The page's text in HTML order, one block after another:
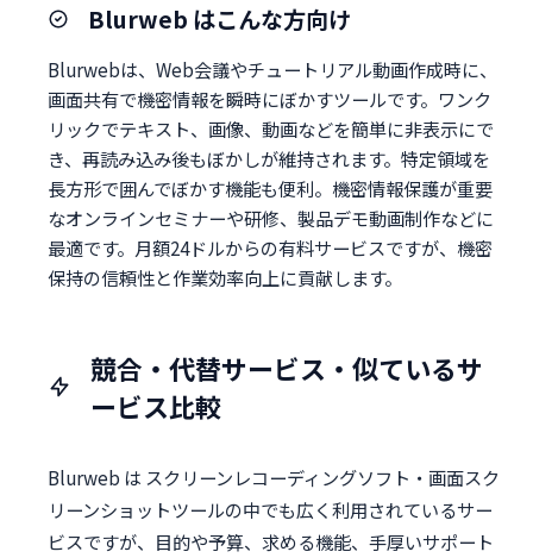
Blurweb はこんな方向け
Blurwebは、Web会議やチュートリアル動画作成時に、
画面共有で機密情報を瞬時にぼかすツールです。ワンク
リックでテキスト、画像、動画などを簡単に非表示にで
き、再読み込み後もぼかしが維持されます。特定領域を
長方形で囲んでぼかす機能も便利。機密情報保護が重要
なオンラインセミナーや研修、製品デモ動画制作などに
最適です。月額24ドルからの有料サービスですが、機密
保持の信頼性と作業効率向上に貢献します。
競合・代替サービス・似ているサ
ービス比較
Blurweb は スクリーンレコーディングソフト・画面スク
リーンショットツールの中でも広く利用されているサー
ビスですが、目的や予算、求める機能、手厚いサポート